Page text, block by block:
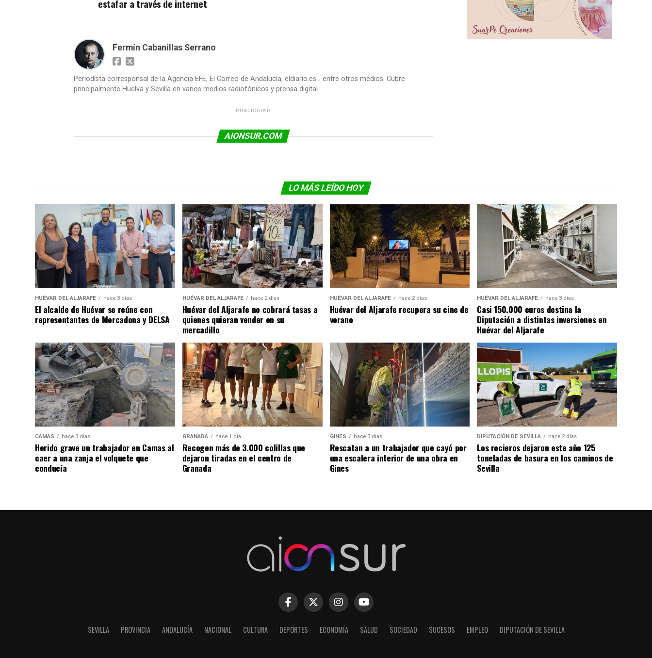
estafar a través de internet
Fermín Cabanillas Serrano
Periodista corresponsal de la Agencia EFE, El Correo de Andalucía, eldiario.es... entre otros medios. Cubre
principalmente Huelva y Sevilla en varios medios radiofónicos y prensa digital.
PUBLICIDAD
AIONSUR.COM
LO MÁS LEÍDO HOY
HUÉVAR DEL ALJARAFE hace 3 días
El alcalde de Huévar se reúne con
representantes de Mercadona y DELSA
HUÉVAR DEL ALJARAFE hace 2 días
Huévar del Aljarafe no cobrará tasas a
quienes quieran vender en su
mercadillo
HUÉVAR DEL ALJARAFE hace 2 días
Huévar del Aljarafe recupera su cine de
verano
HUÉVAR DEL ALJARAFE hace 3 días
Casi 150.000 euros destina la
Diputación a distintas inversiones en
Huévar del Aljarafe
CAMAS hace 3 días
Herido grave un trabajador en Camas al
caer a una zanja el volquete que
conducía
GRANADA hace 1 día
Recogen más de 3.000 colillas que
dejaron tiradas en el centro de
Granada
GINES hace 3 días
Rescatan a un trabajador que cayó por
una escalera interior de una obra en
Gines
DIPUTACIÓN DE SEVILLA hace 2 días
Los rocieros dejaron este año 125
toneladas de basura en los caminos de
Sevilla
SEVILLA PROVINCIA ANDALUCÍA NACIONAL CULTURA DEPORTES ECONOMÍA SALUD SOCIEDAD SUCESOS EMPLEO DIPUTACIÓN DE SEVILLA